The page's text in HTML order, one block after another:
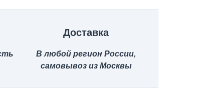
Доставка
В любой регион России,
самовывоз из Москвы